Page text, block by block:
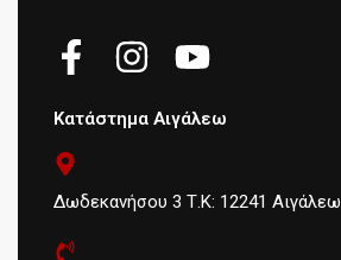
Κατάστημα Αιγάλεω
Δωδεκανήσου 3 Τ.Κ: 12241 Αιγάλεω